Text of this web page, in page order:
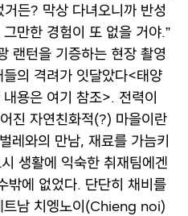
든? 막상 다녀오니까 반성
만한 경험이 또 없을 거야.”
랜턴을 기증하는 현장 촬영
의 격려가 잇달았다<태양
용은 여기 참조>. 전력이
진 자연친화적(?) 마을이란
레와의 만남, 재료를 가늠키
생활에 익숙한 취재팀에겐
밖에 없었다. 단단히 채비를
트남 치엥노이(Chieng noi)